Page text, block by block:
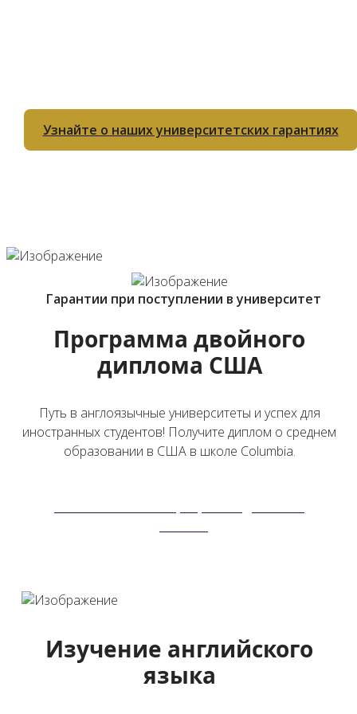
Узнайте о наших университетских гарантиях
Гарантии при поступлении в университет
Программа двойного
диплома США
Путь в англоязычные университеты и успех для
иностранных студентов! Получите диплом о среднем
образовании в США в школе Columbia.
Изучение английского
языка